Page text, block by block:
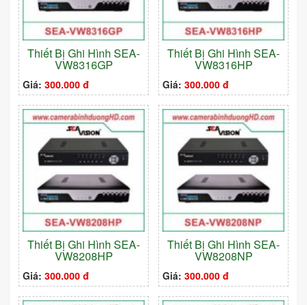
Thiết Bị Ghi Hình SEA-
VW8316GP
Giá: 300.000 đ
Thiết Bị Ghi Hình SEA-
VW8316HP
Giá: 300.000 đ
Thiết Bị Ghi Hình SEA-
VW8208HP
Giá: 300.000 đ
Thiết Bị Ghi Hình SEA-
VW8208NP
Giá: 300.000 đ